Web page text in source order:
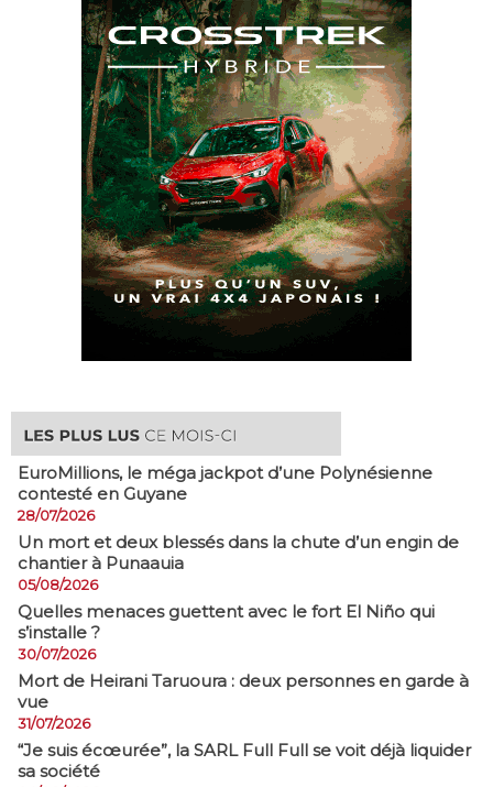
EuroMillions, ​le méga jackpot d’une Polynésienne
contesté en Guyane
28/07/2026
​Un mort et deux blessés dans la chute d’un engin de
chantier à Punaauia
05/08/2026
Quelles menaces guettent avec le fort El Niño qui
s’installe ?
30/07/2026
Mort de Heirani Taruoura : deux personnes en garde à
vue
31/07/2026
​“Je suis écœurée”, la SARL Full Full se voit déjà liquider
sa société